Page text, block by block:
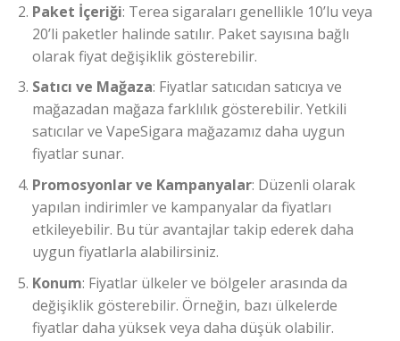
Paket İçeriği: Terea sigaraları genellikle 10’lu veya
20’li paketler halinde satılır. Paket sayısına bağlı
olarak fiyat değişiklik gösterebilir.
Satıcı ve Mağaza: Fiyatlar satıcıdan satıcıya ve
mağazadan mağaza farklılık gösterebilir. Yetkili
satıcılar ve VapeSigara mağazamız daha uygun
fiyatlar sunar.
Promosyonlar ve Kampanyalar: Düzenli olarak
yapılan indirimler ve kampanyalar da fiyatları
etkileyebilir. Bu tür avantajlar takip ederek daha
uygun fiyatlarla alabilirsiniz.
Konum: Fiyatlar ülkeler ve bölgeler arasında da
değişiklik gösterebilir. Örneğin, bazı ülkelerde
fiyatlar daha yüksek veya daha düşük olabilir.